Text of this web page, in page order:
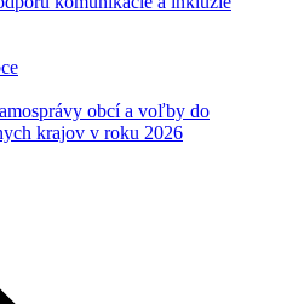
obcí a voľby do
krajov v roku 2026